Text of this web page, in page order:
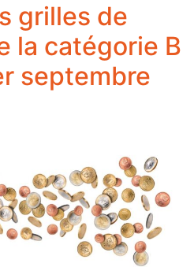
grilles de
la catégorie B
septembre